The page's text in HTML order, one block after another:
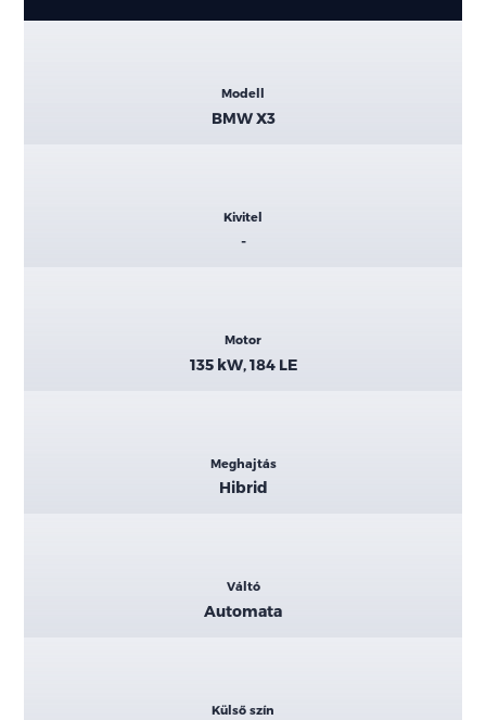
Modell
BMW X3
Kivitel
-
Motor
135 kW, 184 LE
Meghajtás
Hibrid
Váltó
Automata
Külső szín